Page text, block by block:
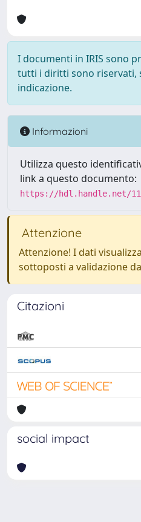
I documenti in IRIS sono
tutti i diritti sono riservati,
indicazione.
Informazioni
Utilizza questo
link a questo documento:
https://hdl.handle.net/
Attenzione
Attenzione! I dati
sottoposti a validazione
Citazioni
social impact